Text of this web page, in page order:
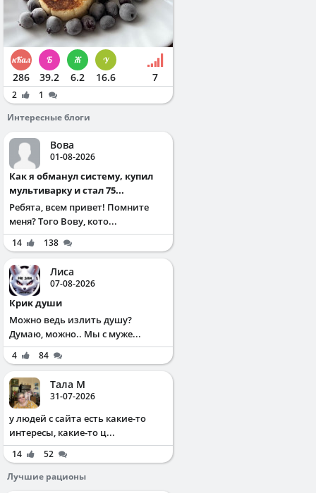
286 39.2 6.2 16.6 7
2
1
Интересные блоги
Вова
01-08-2026
Как я обманул систему, купил
мультиварку и стал 75...
Ребята, всем привет! Помните
меня? Того Вову, кото...
14 138
Лиса
07-08-2026
Крик души
Можно ведь излить душу?
Думаю, можно.. Мы с муже...
4 84
Тала М
31-07-2026
у людей с сайта есть какие-то
интересы, какие-то ц...
14
52
Лучшие рационы